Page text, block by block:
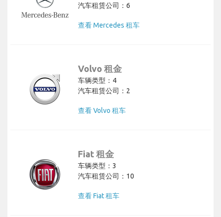
汽车租赁公司：6
查看 Mercedes 租车
Volvo 租金
车辆类型：4
汽车租赁公司：2
查看 Volvo 租车
Fiat 租金
车辆类型：3
汽车租赁公司：10
查看 Fiat 租车